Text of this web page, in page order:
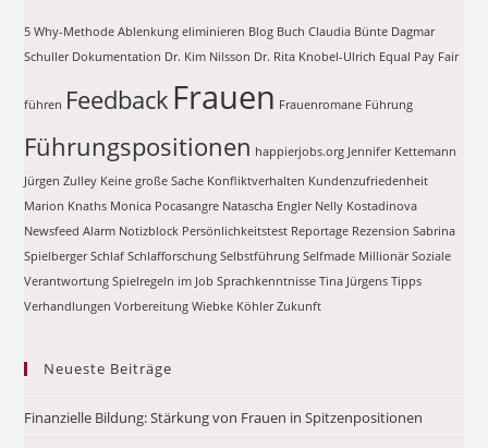
5 Why-Methode Ablenkung eliminieren Blog Buch Claudia Bünte Dagmar
Schuller Dokumentation Dr. Kim Nilsson Dr. Rita Knobel-Ulrich Equal Pay Fair
führen Feedback Frauen Frauenromane Führung
Führungspositionen happierjobs.org Jennifer Kettemann
Jürgen Zulley Keine große Sache Konfliktverhalten Kundenzufriedenheit
Marion Knaths Monica Pocasangre Natascha Engler Nelly Kostadinova
Newsfeed Alarm Notizblock Persönlichkeitstest Reportage Rezension Sabrina
Spielberger Schlaf Schlafforschung Selbstführung Selfmade Millionär Soziale
Verantwortung Spielregeln im Job Sprachkenntnisse Tina Jürgens Tipps
Verhandlungen Vorbereitung Wiebke Köhler Zukunft
Neueste Beiträge
Finanzielle Bildung: Stärkung von Frauen in Spitzenpositionen